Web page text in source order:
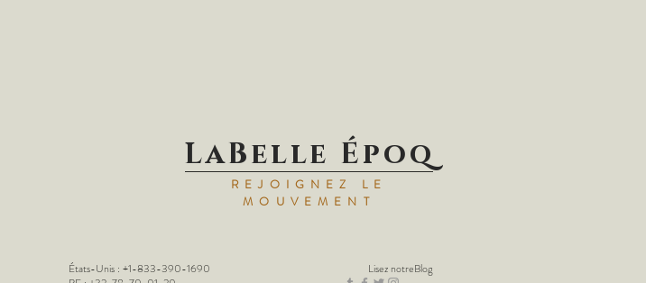
LaBelle Époq
REJOIGNEZ LE
MOUVEMENT
États-Unis : +1-833-390-1690
Lisez notreBlog